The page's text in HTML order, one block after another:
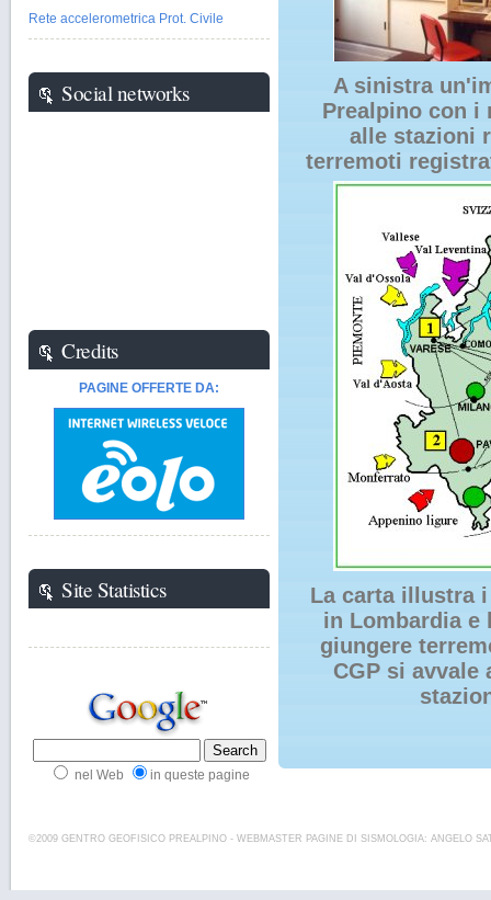
A sinistra
Prealpino con i
alle stazioni
terremoti
La carta illustra
in Lombardia e
giungere
CGP si
Rete accelerometrica Prot. Civile
Social networks
Credits
PAGINE OFFERTE DA:
Site Statistics
nel Web in queste pagine
©2009 GENTRO GEOFISICO PREALPINO - WEBMASTER PAGINE DI SISMOLOGIA: ANGELO